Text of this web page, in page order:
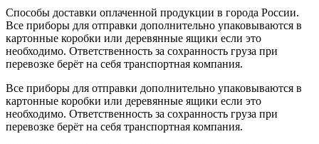
Способы доставки оплаченной продукции в города России.
Все приборы для отправки дополнительно упаковываются в
картонные коробки или деревянные ящики если это
необходимо. Ответственность за сохранность груза при
перевозке берёт на себя транспортная компания.
Все приборы для отправки дополнительно упаковываются в
картонные коробки или деревянные ящики если это
необходимо. Ответственность за сохранность груза при
перевозке берёт на себя транспортная компания.